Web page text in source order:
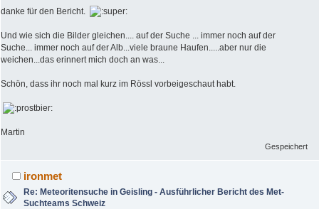
danke für den Bericht.
Und wie sich die Bilder gleichen.... auf der Suche ... immer noch auf der
Suche... immer noch auf der Alb...viele braune Haufen.....aber nur die
weichen...das erinnert mich doch an was...
Schön, dass ihr noch mal kurz im Rössl vorbeigeschaut habt.
Martin
Gespeichert
ironmet
Re: Meteoritensuche in Geisling - Ausführlicher Bericht des Met-
Suchteams Schweiz